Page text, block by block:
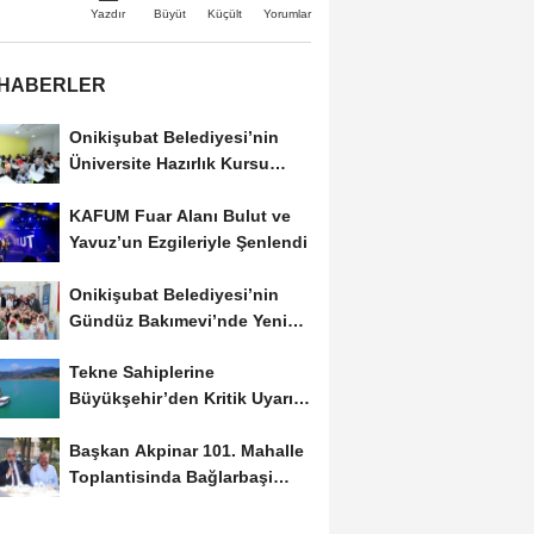
Yazdır Büyüt Küçült Yorumlar
Onikişubat Belediyesi’nin
Üniversite Hazırlık Kursu
KAFUM Fuar Alanı Bulut ve
Yavuz’un Ezgileriyle Şenlendi
Onikişubat Belediyesi’nin
Gündüz Bakımevi’nde Yeni
Tekne Sahiplerine
Büyükşehir’den Kritik Uyarı;
Başkan Akpinar 101. Mahalle
Toplantisinda Bağlarbaşi